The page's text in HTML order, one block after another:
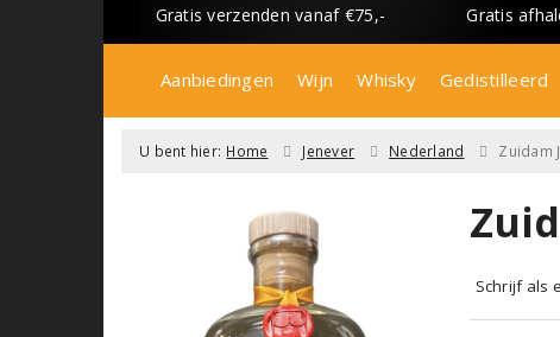
Gratis verzenden vanaf €75,- Gratis
Aanbiedingen Wijn Whisky Gedistilleerd
U bent hier: Home Jenever Nederland Zuidam
Schrijf als